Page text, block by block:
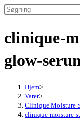
clinique-
glow-
Hjem>
Varer>
Clinique Moisture
clinique-moisture-